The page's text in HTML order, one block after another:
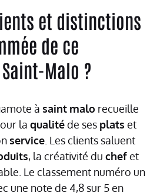
et distinctions
de ce
Malo ?
à saint malo recueille
la qualitéde ses plats et
service . Les clients saluent
, la créativité du chefet
Le classement numéro un
une note de 4,8 sur 5 en